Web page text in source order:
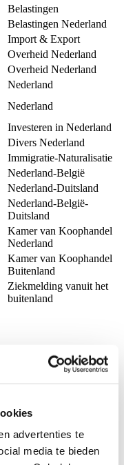
advertenties te
media te bieden
Belastingen
Belastingen Nederland
Import & Export
Overheid Nederland
Overheid Nederland
Nederland
Nederland
Investeren in Nederland
Divers Nederland
Immigratie-Naturalisatie
Nederland-België
Nederland-Duitsland
Nederland-België-
Duitsland
Kamer van Koophandel
Nederland
Kamer van Koophandel
Buitenland
Ziekmelding vanuit het
buitenland
heeft voor de sociale
die elk jaar
Een deel daarvan is
van tarieven &
van tarieven &